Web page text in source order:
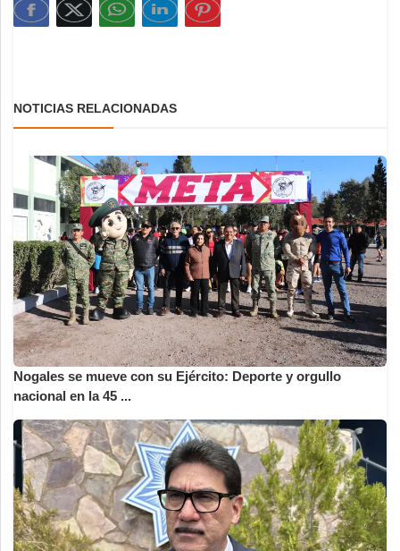
NOTICIAS RELACIONADAS
Nogales se mueve con su Ejército: Deporte y orgullo
nacional en la 45 ...